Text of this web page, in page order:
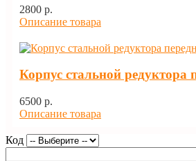
2800 p.
Описание товара
Корпус стальной редуктора
6500 p.
Описание товара
Код